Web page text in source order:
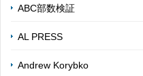
ABC部数検証
AL PRESS
Andrew Korybko